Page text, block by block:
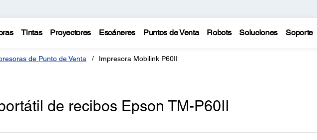
Tintas Proyectores Escáneres Puntos de Venta Robots Soluciones Soporte
de Punto de Venta Impresora Mobilink P60II
de recibos Epson TM-P60II